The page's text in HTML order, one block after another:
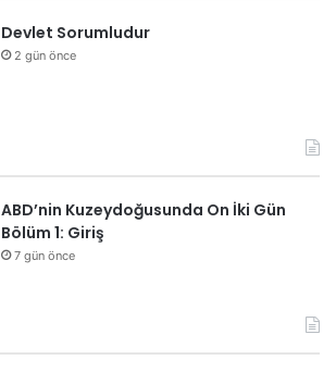
Devlet Sorumludur
2 gün önce
ABD’nin Kuzeydoğusunda On İki Gün
Bölüm 1: Giriş
7 gün önce